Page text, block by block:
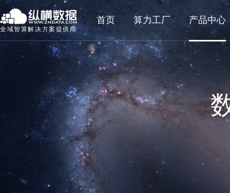
全域智算解决方案提供商
首页 算力工厂 产品中心